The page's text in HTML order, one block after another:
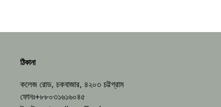
ঠিকানা
কলেজ রোড, চকবাজার, ৪২০৩ চট্টগ্রাম
ফোনঃ+৮৮০৩১৬১৬০৪৫